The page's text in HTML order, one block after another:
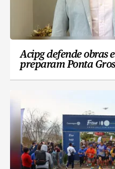
Acipg defende obras
preparam Ponta